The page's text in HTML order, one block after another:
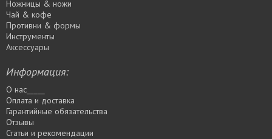
Ножницы & ножи
Чай & кофе
Противни & формы
Инструменты
Аксессуары
Информация:
О нас_____
Оплата и доставка
Гарантийные обязательства
Отзывы
Статьи и рекомендации